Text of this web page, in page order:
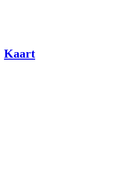
Kaart